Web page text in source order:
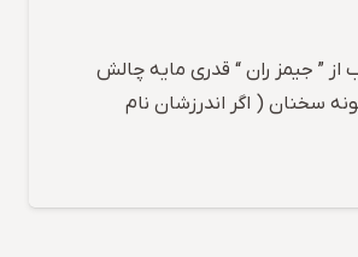
از ” جیمز ران “ قدری مایه چالش
سخنان ( اگر اندرزشان نام